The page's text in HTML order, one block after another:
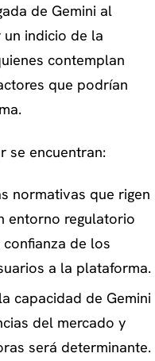
de Gemini al
indicio de la
contemplan
que podrían
se encuentran:
normativas que rigen
entorno regulatorio
de los
a la plataforma.
capacidad de Gemini
del mercado y
será determinante.